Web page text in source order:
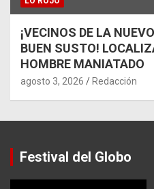
¡VECINOS DE LA
BUEN SUSTO!
HOMBRE MANIATADO
agosto 3, 2026 Redacción
Festival del Globo